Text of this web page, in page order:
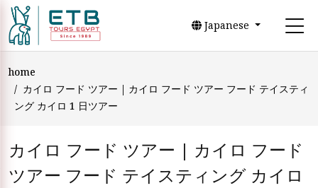
Japanese
home
カイロ フード ツアー | カイロ フード ツアー フード テイスティ
ング カイロ 1 日ツアー
カイロ フード ツアー | カイロ フード
ツアー フード テイスティング カイロ